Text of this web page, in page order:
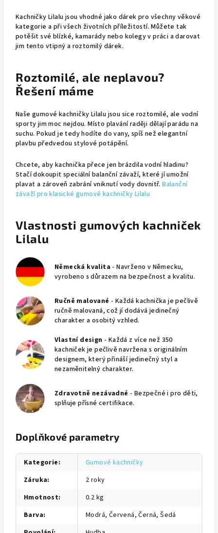
Kachničky Lilalu jsou vhodné jako dárek pro všechny věkové
kategorie a při všech životních příležitostí. Můžete tak
potěšit své blízké, kamarády nebo kolegy v práci a darovat
jim tento vtipný a roztomilý dárek.
Roztomilé, ale neplavou?
Řešení máme
Naše gumové kachničky Lilalu jsou sice roztomilé, ale vodní
sporty jim moc nejdou. Místo plavání raději dělají parádu na
suchu. Pokud je tedy hodíte do vany, spíš než elegantní
plavbu předvedou stylové potápění.
Chcete, aby kachnička přece jen brázdila vodní hladinu?
Stačí dokoupit speciální balanční závaží, které jí umožní
plavat a zároveň zabrání vniknutí vody dovnitř.Balanční
závaží pro klasické gumové kachničky Lilalu
Vlastnosti gumových kachniček
Lilalu
Německá kvalita - Navrženo v Německu,
vyrobeno s důrazem na bezpečnost a kvalitu.
Ručně malované - Každá kachnička je pečlivě
ručně malovaná, což jí dodává jedinečný
charakter a osobitý vzhled.
Vlastní design - Každá z více než 350
kachniček je pečlivě navržena s originálním
designem, který přináší jedinečný styl a
nezaměnitelný charakter.
Zdravotně nezávadné - Bezpečné i pro děti,
splňuje přísné certifikace.
Doplňkové parametry
Kategorie:
Gumové kachničky
Záruka:
2 roky
Hmotnost:
0.2 kg
Barva:
Modrá, Červená, Černá, Šedá